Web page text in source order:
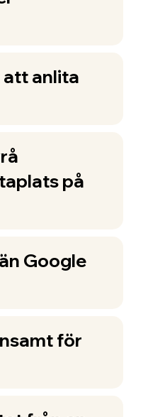
anlita
på
Google
för